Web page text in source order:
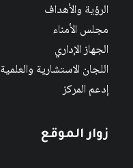
الرؤية والأهداف
مجلس الأمناء
الجهاز الإداري
اللجان الاستشارية والعلمية
إدعم المركز
زوار الموقع